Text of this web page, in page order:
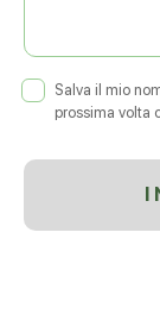
Salva il mio
prossima volta